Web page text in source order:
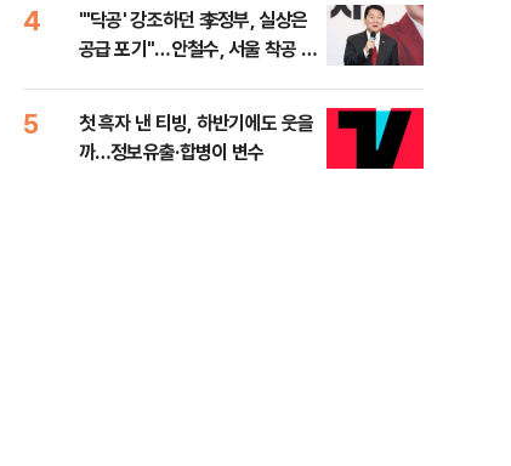
4
"'닥공' 강조하던 李정부, 실상은
공급 포기"…안철수, 서울 착공 실
5
첫 흑자 낸 티빙, 하반기에도 웃을
까…정보유출·합병이 변수